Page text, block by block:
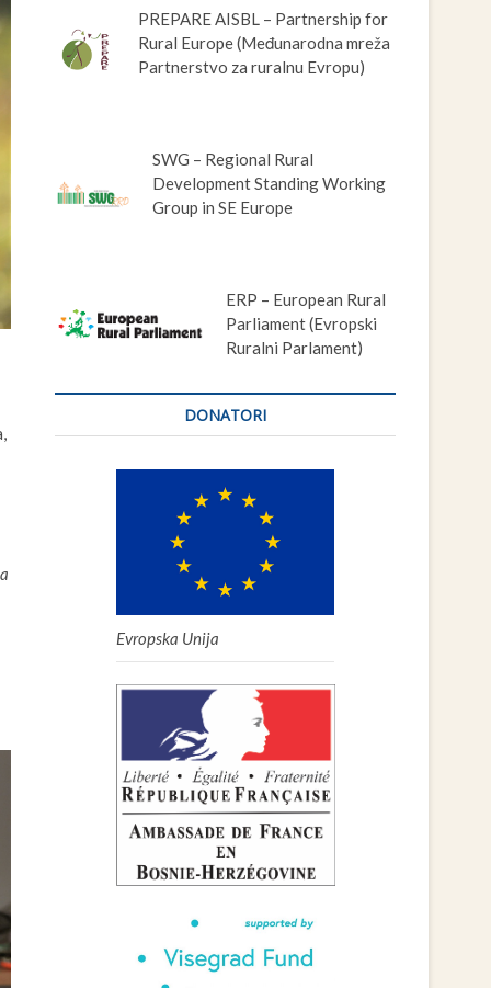
PREPARE AISBL – Partnership for
Rural Europe (Međunarodna mreža
Partnerstvo za ruralnu Evropu)
SWG – Regional Rural
Development Standing Working
Group in SE Europe
ERP – European Rural
Parliament (Evropski
Ruralni Parlament)
DONATORI
Evropska Unija